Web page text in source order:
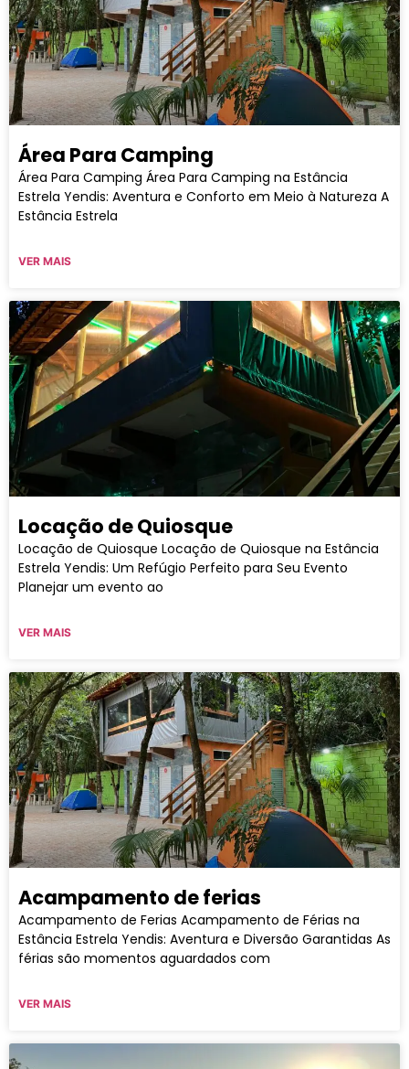
Área Para Camping
Área Para Camping Área Para Camping na Estância
Estrela Yendis: Aventura e Conforto em Meio à Natureza A
Estância Estrela
VER MAIS
Locação de Quiosque
Locação de Quiosque Locação de Quiosque na Estância
Estrela Yendis: Um Refúgio Perfeito para Seu Evento
Planejar um evento ao
VER MAIS
Acampamento de ferias
Acampamento de Ferias Acampamento de Férias na
Estância Estrela Yendis: Aventura e Diversão Garantidas As
férias são momentos aguardados com
VER MAIS